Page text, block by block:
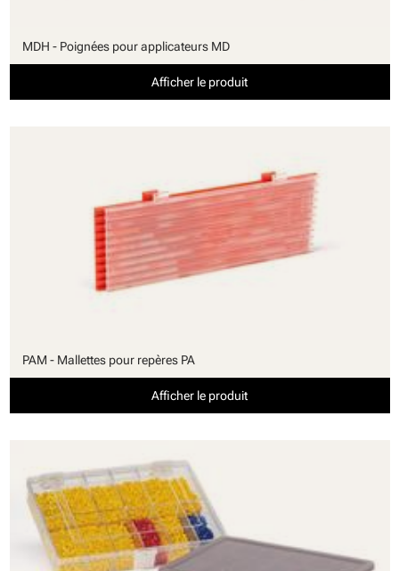
MDH - Poignées pour applicateurs MD
Afficher le produit
PAM - Mallettes pour repères PA
Afficher le produit